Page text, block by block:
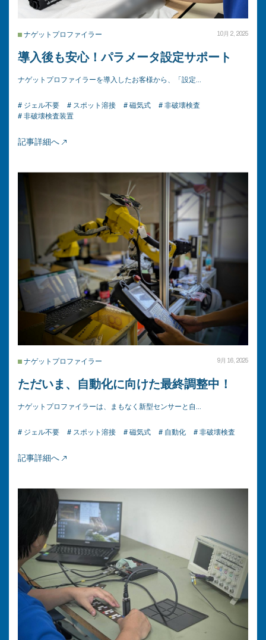
ナゲットプロファイラー 10月 2, 2025
導入後も安心！パラメータ設定サポート
ナゲットプロファイラーを導入したお客様から、「設定…
# ジェル不要 # スポット溶接 # 磁気式
# 非破壊検査
# 非破壊検査装置
記事詳細へ
ナゲットプロファイラー 9月 16, 2025
ただいま、自動化に向けた最終調整中！
ナゲットプロファイラーは、まもなく新型センサーと自…
# ジェル不要 # スポット溶接 # 磁気式 # 自動化 # 非破壊検査
記事詳細へ